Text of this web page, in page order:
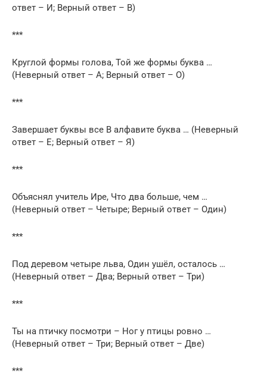
ответ – И; Верный ответ – В)
***
Круглой формы голова, Той же формы буква …
(Неверный ответ – А; Верный ответ – О)
***
Завершает буквы все В алфавите буква … (Неверный
ответ – Е; Верный ответ – Я)
***
Объяснял учитель Ире, Что два больше, чем …
(Неверный ответ – Четыре; Верный ответ – Один)
***
Под деревом четыре льва, Один ушёл, осталось …
(Неверный ответ – Два; Верный ответ – Три)
***
Ты на птичку посмотри – Ног у птицы ровно …
(Неверный ответ – Три; Верный ответ – Две)
***